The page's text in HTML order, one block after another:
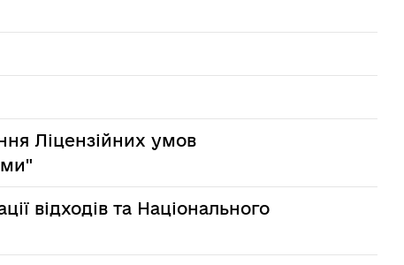
Ліцензійних умов
відходів та Національного